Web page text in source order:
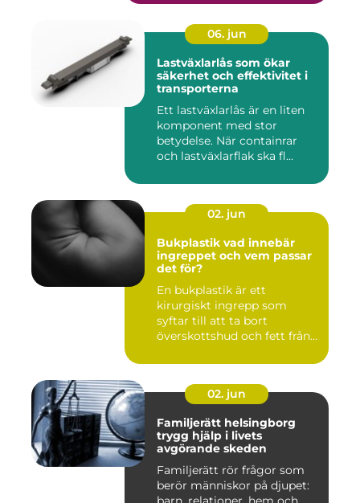
06. jun
Lastväxlarlås som ökar
säkerhet och effektivitet i
transporterna
Ett lastväxlarlås är en liten
komponent med stor
betydelse. När containrar
och lastväxlarflak ska fl...
02. jun
Bukplastik vad innebär
ingreppet och vem passar
det för?
En bukplastik är ett
kirurgiskt ingrepp som
syftar till att ta bort
överskottshud och fett från
02. jun
Familjerätt helsingborg
trygg hjälp i livets
avgörande skeden
Familjerätt rör frågor som
berör människor på djupet: